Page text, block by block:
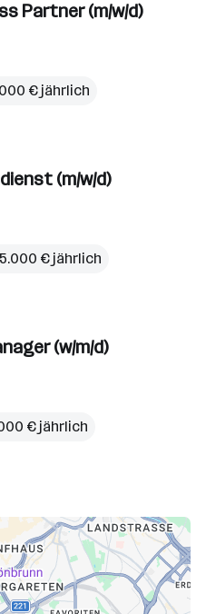
Partner (m/w/d)
€ jährlich
(m/w/d)
€ jährlich
(w/m/d)
€ jährlich